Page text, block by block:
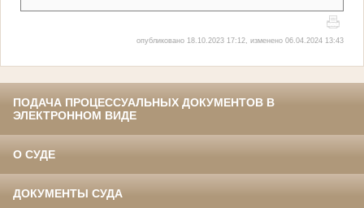
опубликовано 18.10.2023 17:12, изменено 06.04.2024 13:43
ПОДАЧА ПРОЦЕССУАЛЬНЫХ ДОКУМЕНТОВ В
ЭЛЕКТРОННОМ ВИДЕ
О СУДЕ
ДОКУМЕНТЫ СУДА